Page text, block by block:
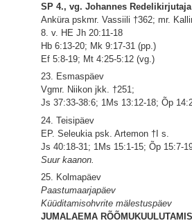
SP 4., vg. Johannes
Anküra pskmr. Vassiili †362; mr.
8. v. HE Jh 20:11-18
Hb 6:13-20; Mk 9:17-31 (pp.)
Ef 5:8-19; Mt 4:25-5:12 (vg.)
23. Esmaspäev
Vgmr. Niikon jkk. †251;
Js 37:33-38:6; 1Ms 13:12-18; Õp
24. Teisipäev
EP. Seleukia psk. Artemon †I s.
Js 40:18-31; 1Ms 15:1-15; Õp 15:7-
Suur kaanon.
25. Kolmapäev
Paastumaarjapäev
Küüditamisohvrite mälestuspäev
JUMALAEMA